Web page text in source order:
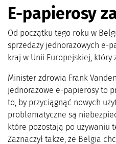
E-papierosy
Od początku tego roku w
sprzedaży jednorazowych e-
kraj w Unii Europejskiej, który
Minister zdrowia Frank
jednorazowe e-papierosy to
to, by przyciągnąć nowych
problematyczne są
które pozostają po używaniu
Zaznaczył także, że Belgia